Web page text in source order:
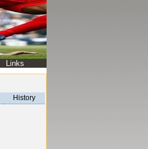
Links
History